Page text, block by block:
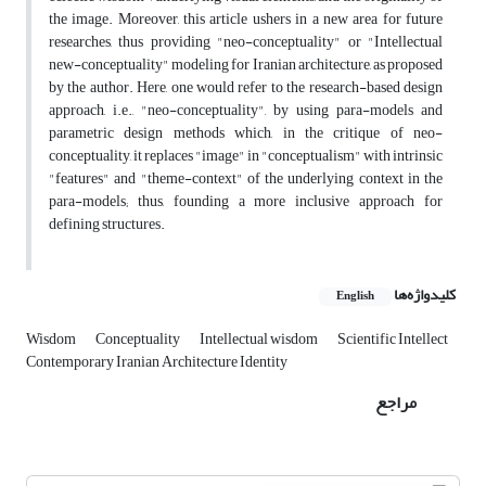
the image. Moreover, this article ushers in a new area for future
researches, thus providing "neo-conceptuality" or "Intellectual
new-conceptuality" modeling for Iranian architecture, as proposed
by the author. Here, one would refer to the research-based design
approach, i.e., "neo-conceptuality", by using para-models and
parametric design methods which, in the critique of neo-
conceptuality, it replaces "image" in "conceptualism" with intrinsic
"features" and "theme-context" of the underlying context in the
para-models; thus, founding a more inclusive approach for
defining structures.
کلیدواژه‌ها English
Wisdom Conceptuality Intellectual wisdom Scientific Intellect
Contemporary Iranian Architecture Identity
مراجع